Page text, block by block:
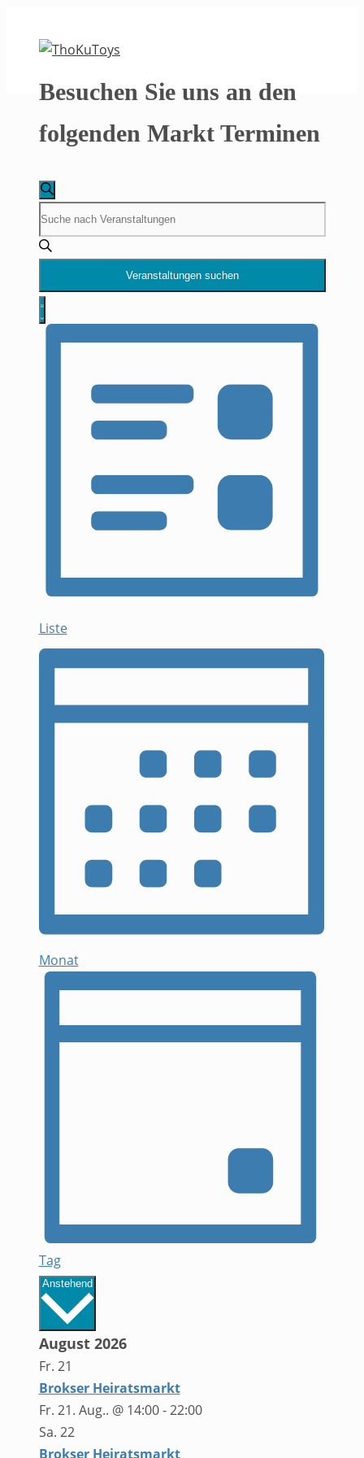
Inhalt
springen
Besuchen Sie uns an den
folgenden Markt Terminen
Veranstaltungen
Veranstaltungen
Suche
und
Ansichten,
Navigation
Suche
Bitte
Schlüsselwort
eingeben.
nach
Veranstaltungen
Schlüsselwort.
Veranstaltungen suchen
Veranstaltung
Ansichten-
Liste
Liste
Monat
Tag
Anstehend Datum
August 2026
Fr. 21
Brokser Heiratsmarkt
Fr. 21. Aug.. @ 14:00-22:00
Sa. 22
Brokser Heiratsmarkt